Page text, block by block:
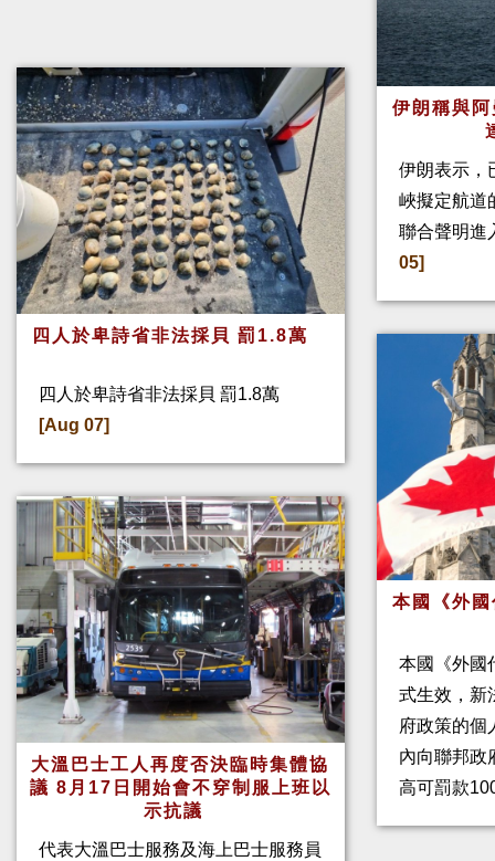
四人於卑詩省非法採貝 罰1.8萬
四人於卑詩省非法採貝 罰1.8萬
[Aug 07]
大溫巴士工人再度否決臨時集體協
議 8月17日開始會不穿制服上班以
示抗議
代表大溫巴士服務及海上巴士服務員
伊朗稱與
伊朗表示，
峽擬定航道
聯合聲明進
05]
本國《外
本國《外國
式生效，新
府政策的個
內向聯邦政
高可罰款